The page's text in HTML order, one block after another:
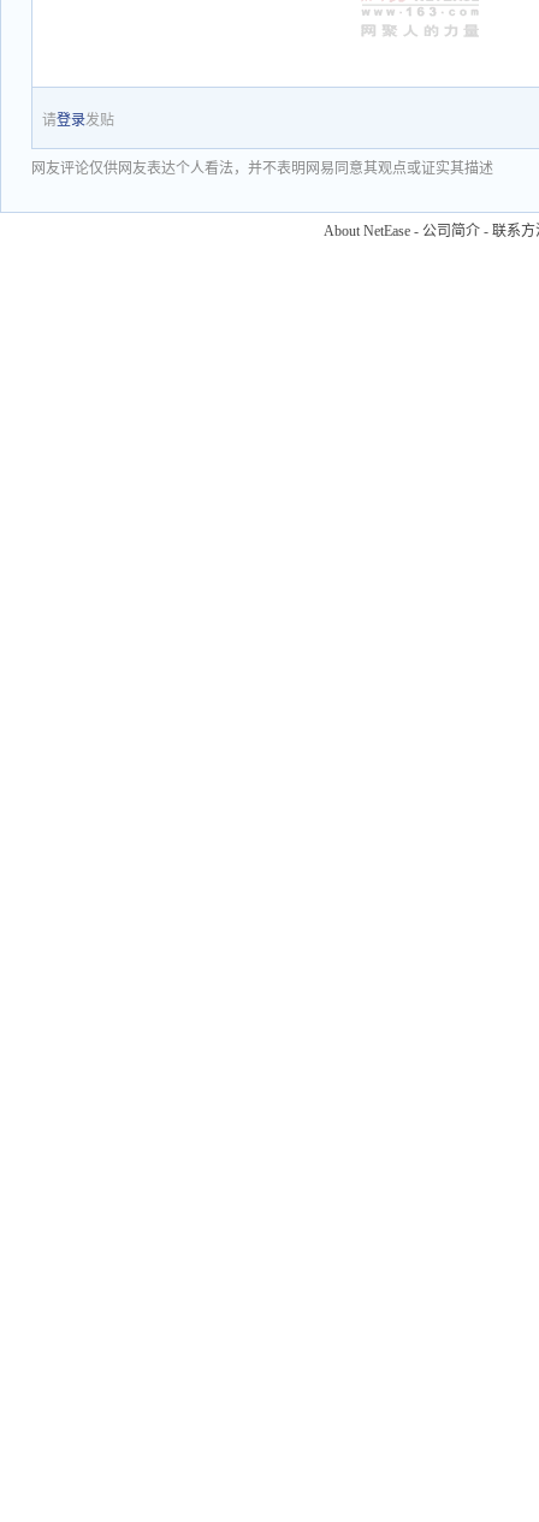
请登录发贴
网友评论仅供网友表达个人看法，并不表明网易同意其观点或证实其描述
About NetEase - 公司简介 - 联系方